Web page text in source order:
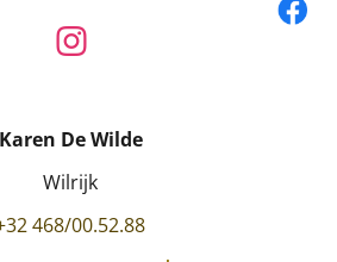
Karen De Wilde
Wilrijk
468/00.52.88